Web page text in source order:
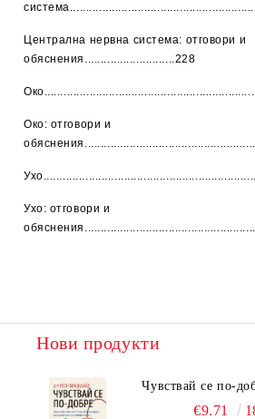
Централна нервна система: отговори и
обяснения............................228
Око: отговори и
Ухо: отговори и
Нови продукти
Чувствай се по-
€9.71